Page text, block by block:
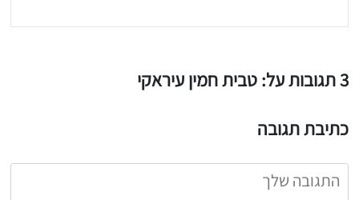
3 תגובות על: טבית חמין עיראקי
כתיבת תגובה